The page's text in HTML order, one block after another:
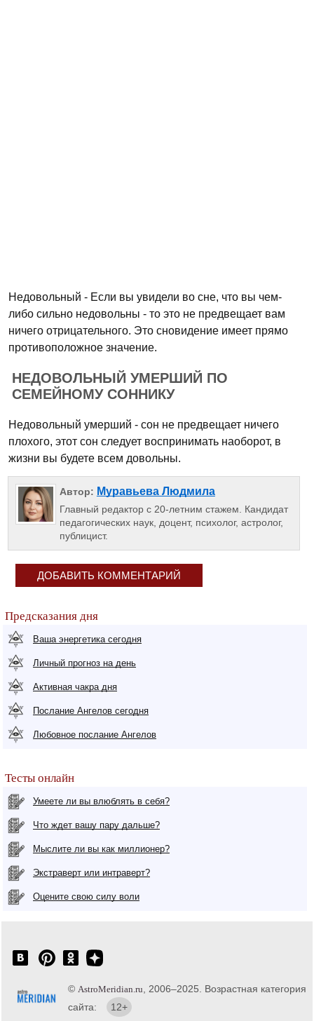
Недовольный - Если вы увидели во сне, что вы чем-
либо сильно недовольны - то это не предвещает вам
ничего отрицательного. Это сновидение имеет прямо
противоположное значение.
НЕДОВОЛЬНЫЙ УМЕРШИЙ ПО
СЕМЕЙНОМУ СОННИКУ
Недовольный умерший - сон не предвещает ничего
плохого, этот сон следует воспринимать наоборот, в
жизни вы будете всем довольны.
Автор: Муравьева Людмила
Главный редактор с 20-летним стажем. Кандидат
педагогических наук, доцент, психолог, астролог,
публицист.
ДОБАВИТЬ КОММЕНТАРИЙ
Предсказания дня
Ваша энергетика сегодня
Личный прогноз на день
Активная чакра дня
Послание Ангелов сегодня
Любовное послание Ангелов
Тесты онлайн
Умеете ли вы влюблять в себя?
Что ждет вашу пару дальше?
Мыслите ли вы как миллионер?
Экстраверт или интраверт?
Оцените свою силу воли
© AstroMeridian.ru , 2006–2025. Возрастная категория
сайта:
12+